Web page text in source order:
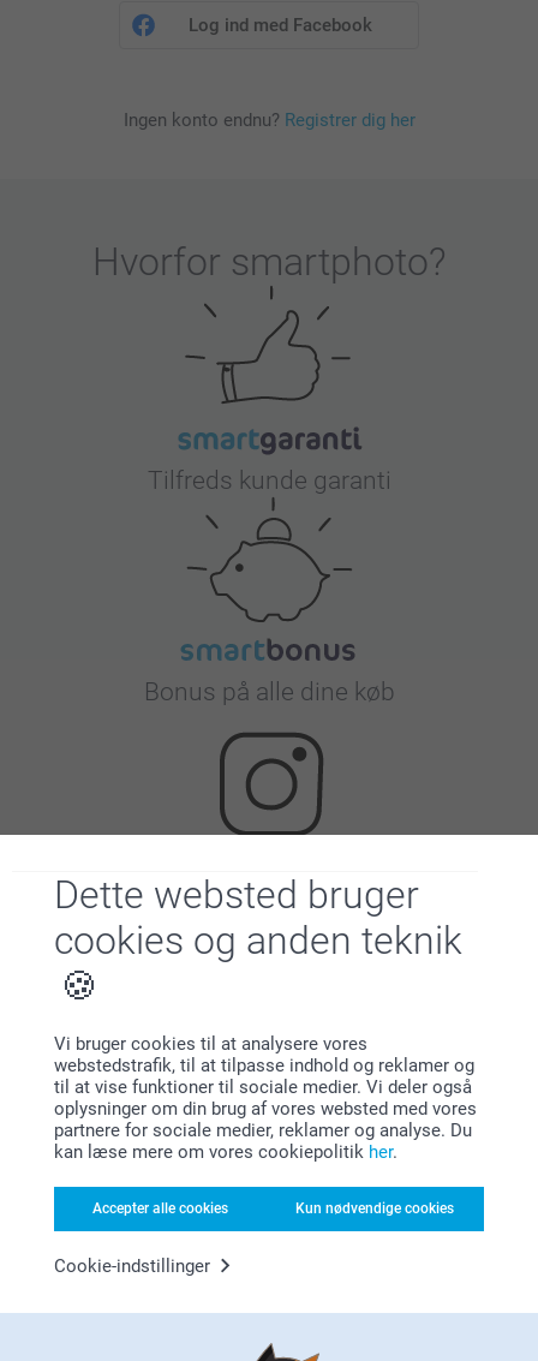
Dette websted bruger
cookies og anden teknik
Vi bruger cookies til at analysere vores
webstedstrafik, til at tilpasse indhold og reklamer og
til at vise funktioner til sociale medier. Vi deler også
oplysninger om din brug af vores websted med vores
partnere for sociale medier, reklamer og analyse. Du
kan læse mere om vores cookiepolitik her.
Accepter alle cookies Kun nødvendige cookies
Cookie-indstillinger
Log ind med Facebook
Ingen konto endnu? Registrer dig her
Hvorfor smartphoto?
Tilfreds kunde garanti
Bonus på alle dine køb
Leder du efter inspiration?
Førsteklasses kundeservice!
Tilmeld dig vores nyhedsbrev